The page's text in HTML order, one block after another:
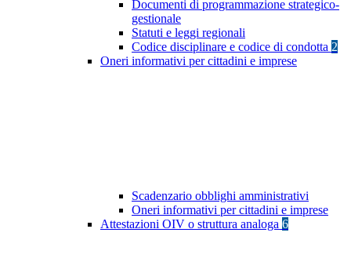
Documenti di programmazione strategico-
gestionale
Statuti e leggi regionali
Codice disciplinare e codice di condotta 2
Oneri informativi per cittadini e imprese
Scadenzario obblighi amministrativi
Oneri informativi per cittadini e imprese
Attestazioni OIV o struttura analoga 6